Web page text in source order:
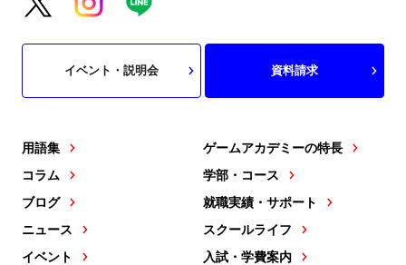
用語集
コラム
ブログ
ニュース
イベント
ゲームアカデミーの特長
学部・コース
就職実績・サポート
スクールライフ
入試・学費案内
イベント・説明会 資料請求